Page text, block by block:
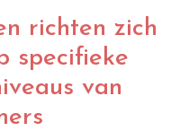
richten zich
specifieke
van